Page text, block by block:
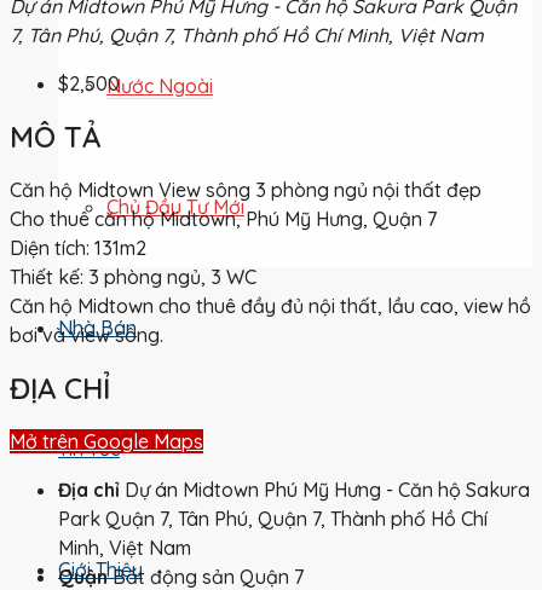
Nước Ngoài
Chủ Đầu Tư Mới
Nhà Bán
Tin Tức
Giới Thiệu
Dự án Midtown Phú Mỹ Hưng - Căn hộ Sakura Park Quận
7, Tân Phú, Quận 7, Thành phố Hồ Chí Minh, Việt Nam
$2,500
MÔ TẢ
Căn hộ Midtown View sông 3 phòng ngủ nội thất đẹp
Cho thuê căn hộ Midtown, Phú Mỹ Hưng, Quận 7
Diện tích: 131m2
Thiết kế: 3 phòng ngủ, 3 WC
Căn hộ Midtown cho thuê đầy đủ nội thất, lầu cao, view hồ
bơi và view sông.
ĐỊA CHỈ
Mở trên Google Maps
Địa chỉ Dự án Midtown Phú Mỹ Hưng - Căn hộ Sakura
Park Quận 7, Tân Phú, Quận 7, Thành phố Hồ Chí
Minh, Việt Nam
Quận Bất động sản Quận 7